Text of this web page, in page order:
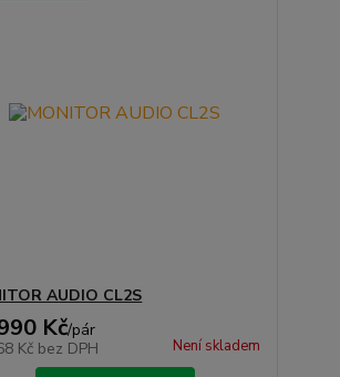
AUDIO CL2S
Kč/pár
Kč bez DPH Není skladem